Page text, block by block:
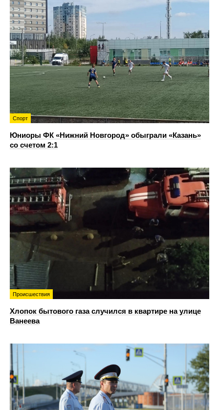
Спорт
Юниоры ФК «Нижний Новгород» обыграли «Казань»
со счетом 2:1
Происшествия
Хлопок бытового газа случился в квартире на улице
Ванеева